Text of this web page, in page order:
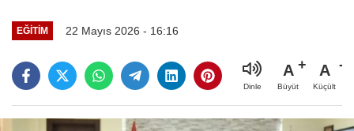
EĞITIM 22 Mayıs 2026 - 16:16
Dinle
A
Büyüt
A
Küçült